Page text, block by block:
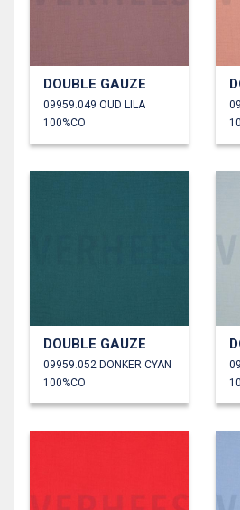
DOUBLE GAUZE
09959.049 OUD LILA
100%CO
DOUBLE GAUZE
09959.052 DONKER CYAN
100%CO